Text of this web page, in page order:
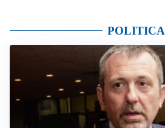
POLITICA